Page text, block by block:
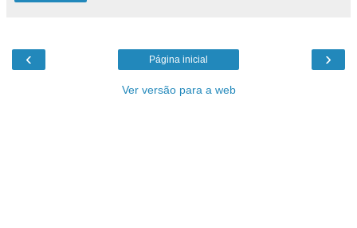
‹ ›
Página inicial
Ver versão para a web